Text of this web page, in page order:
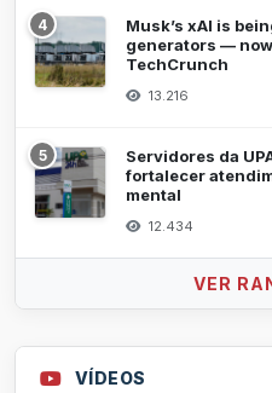
4
Musk’s xAI is
generators — now
TechCrunch
13.216
5
Servidores da
fortalecer
mental
12.434
VER
VÍDEOS